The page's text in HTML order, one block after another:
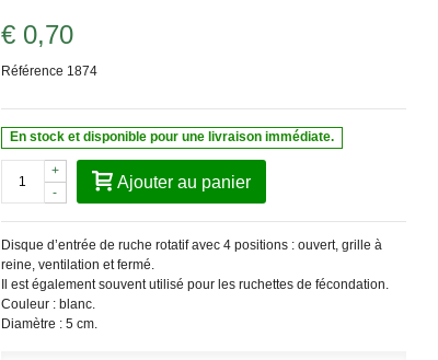
€ 0,70
Référence 1874
En stock et disponible pour une livraison immédiate.
-
+
Ajouter au panier
Disque d’entrée de ruche rotatif avec 4 positions : ouvert, grille à
reine, ventilation et fermé.
Il est également souvent utilisé pour les ruchettes de fécondation.
Couleur : blanc.
Diamètre : 5 cm.